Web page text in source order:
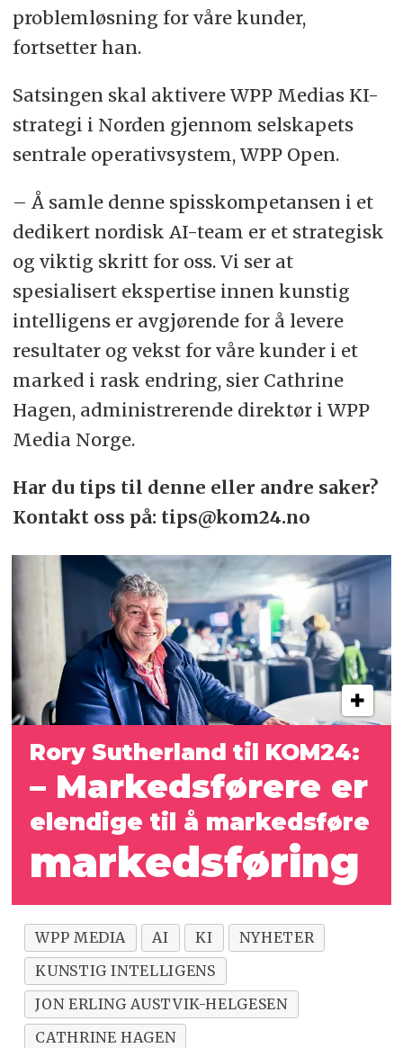
problemløsning for våre kunder,
fortsetter han.
Satsingen skal aktivere WPP Medias KI-
strategi i Norden gjennom selskapets
sentrale operativsystem, WPP Open.
– Å samle denne spisskompetansen i et
dedikert nordisk AI-team er et strategisk
og viktig skritt for oss. Vi ser at
spesialisert ekspertise innen kunstig
intelligens er avgjørende for å levere
resultater og vekst for våre kunder i et
marked i rask endring, sier Cathrine
Hagen, administrerende direktør i WPP
Media Norge.
Har du tips til denne eller andre saker?
Kontakt oss på: tips@kom24.no
Rory Sutherland til KOM24:
– Markedsførere er
elendige til å markedsføre
markedsføring
WPP MEDIA AI KI
NYHETER
KUNSTIG INTELLIGENS
JON ERLING AUSTVIK-HELGESEN
CATHRINE HAGEN